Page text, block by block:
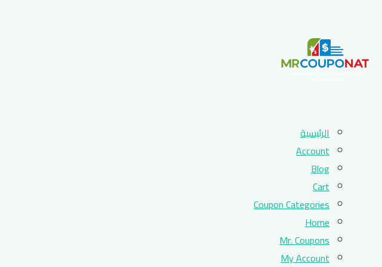
الرئيسية
Account
Blog
Cart
Coupon Categories
Home
Mr. Coupons
My Account